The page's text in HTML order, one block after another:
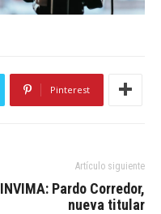
Pinterest
Artículo siguiente
INVIMA: Pardo Corredor,
nueva titular